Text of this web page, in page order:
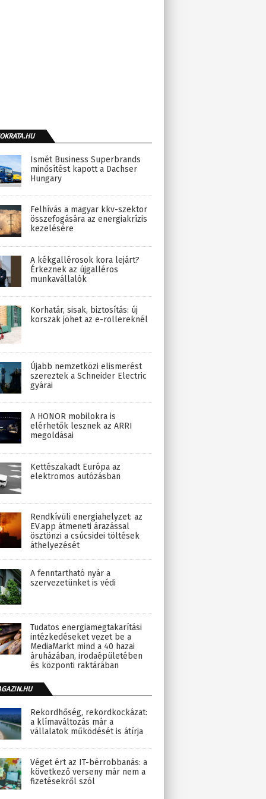
Ismét Business Superbrands
minősítést kapott a Dachser
Hungary
Felhívás a magyar kkv-szektor
összefogására az energiakrízis
kezelésére
A kékgallérosok kora lejárt?
Érkeznek az újgalléros
munkavállalók
Korhatár, sisak, biztosítás: új
korszak jöhet az e-rollereknél
Újabb nemzetközi elismerést
szereztek a Schneider Electric
gyárai
A HONOR mobilokra is
elérhetők lesznek az ARRI
megoldásai
Kettészakadt Európa az
elektromos autózásban
Rendkívüli energiahelyzet: az
EV.app átmeneti árazással
ösztönzi a csúcsidei töltések
áthelyezését
A fenntartható nyár a
szervezetünket is védi
Tudatos energiamegtakarítási
intézkedéseket vezet be a
MediaMarkt mind a 40 hazai
áruházában, irodaépületében
és központi raktárában
Rekordhőség, rekordkockázat:
a klímaváltozás már a
vállalatok működését is átírja
Véget ért az IT-bérrobbanás: a
következő verseny már nem a
fizetésekről szól